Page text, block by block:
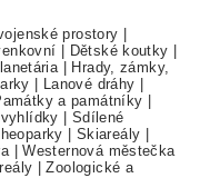
prostory
Dětské koutky
|
Hrady, zámky,
Lanové dráhy
a památníky
Sdílené
Skiareály
|Westernová městečka
|Zoologické a